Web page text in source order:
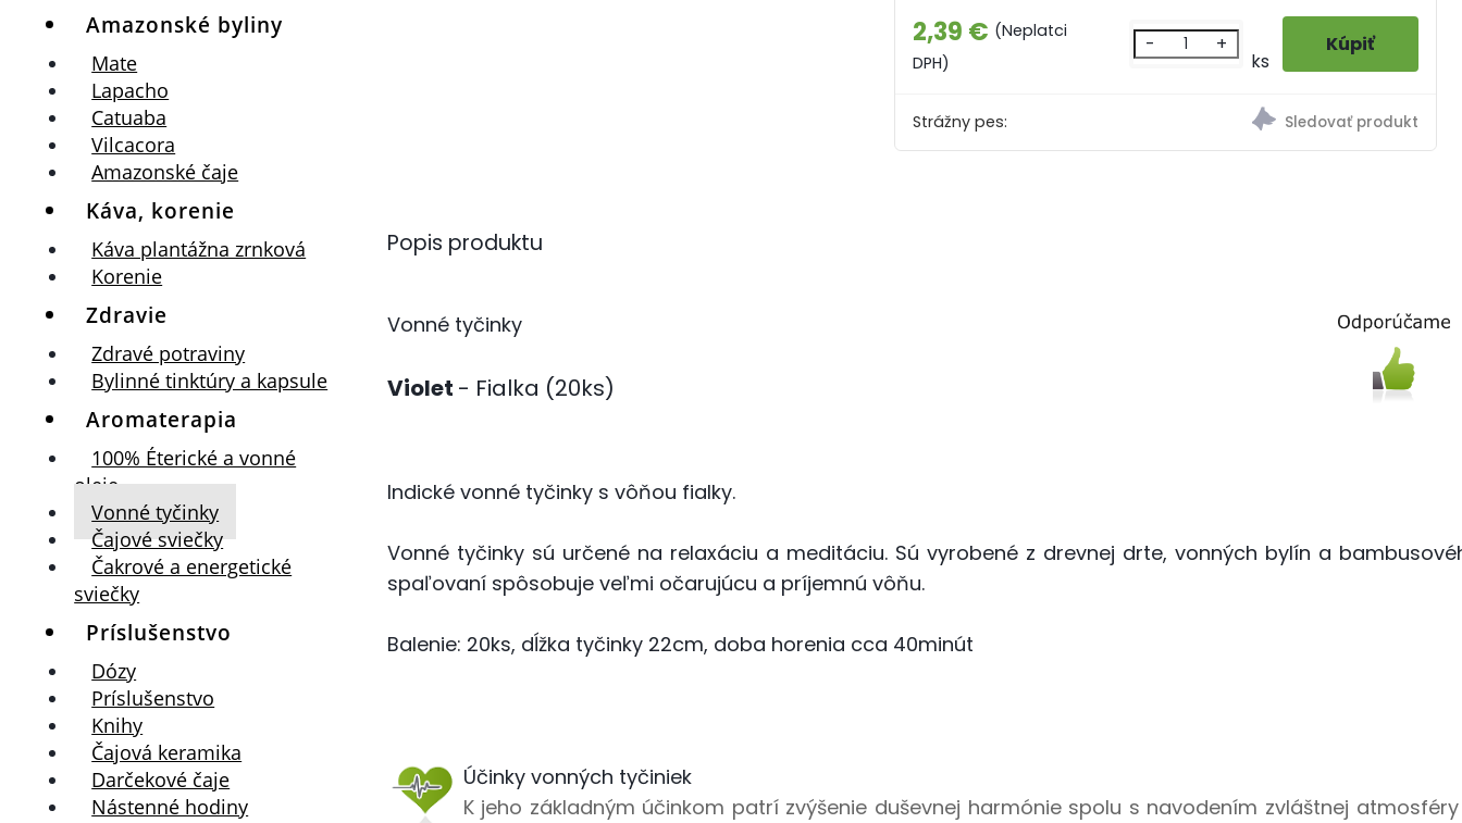
Amazonské byliny
Mate
Lapacho
Catuaba
Vilcacora
Amazonské čaje
Káva, korenie
Káva plantážna zrnková
Korenie
Zdravie
Zdravé potraviny
Bylinné tinktúry a kapsule
Aromaterapia
100% Éterické a vonné
oleje
Vonné tyčinky
Čajové sviečky
Čakrové a energetické
sviečky
Príslušenstvo
Dózy
Príslušenstvo
Knihy
Čajová keramika
Darčekové čaje
Nástenné hodiny
2,39 € (Neplatci
DPH)
Strážny pes:
- +
ks
Popis produktu
Vonné tyčinky
Violet - Fialka (20ks)
Indické vonné tyčinky s vôňou fialky.
Vonné tyčinky sú určené na relaxáciu a meditáciu. Sú vyrobené z drevnej drte, vonných bylín a
spaľovaní spôsobuje veľmi očarujúcu a príjemnú vôňu.
Balenie: 20ks, dĺžka tyčinky 22cm, doba horenia cca 40minút
Účinky vonných tyčiniek
K jeho základným účinkom patrí zvýšenie duševnej harmónie spolu s navodením zvláštnej atmosféry